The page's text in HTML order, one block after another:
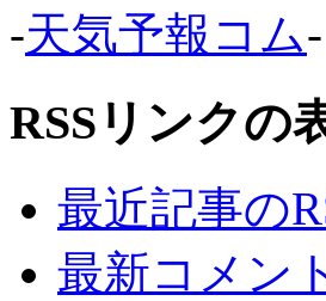
-天気予報コム
RSSリンクの
最近記事の
最新コメン